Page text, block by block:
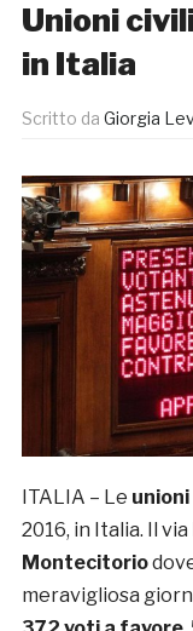
Unioni
in Italia
Scritto da Giorgia
ITALIA – Le
2016, in Italia. Il
Montecitorio
meravigliosa